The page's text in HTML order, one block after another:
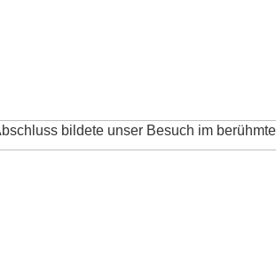
bildete unser Besuch im